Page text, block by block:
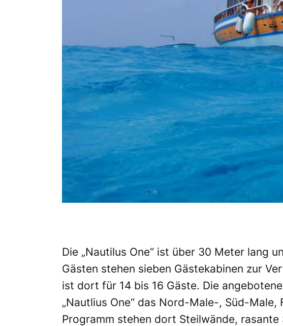
Die „Nautilus One“ ist über 30 Meter lang
Gästen stehen sieben Gästekabinen zur
ist dort für 14 bis 16 Gäste. Die
„Nautlius One“ das Nord-Male-, Süd-
Programm stehen dort Steilwände,